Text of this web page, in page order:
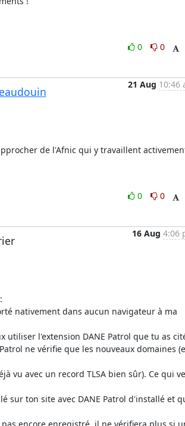
0
0
21 Aug 10:46
de l'Afnic qui y travaillent
0
0
16 Aug 4:06
nativement dans aucun navigateur à ma
utiliser l'extension DANE Patrol que tu as
ne vérifie que les nouveaux domaines
vu avec un record TLSA bien sûr). Ce qui
sur ton site avec DANE Patrol d'installé et